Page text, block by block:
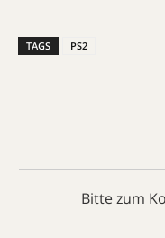
TAGS PS2
Bitte zum